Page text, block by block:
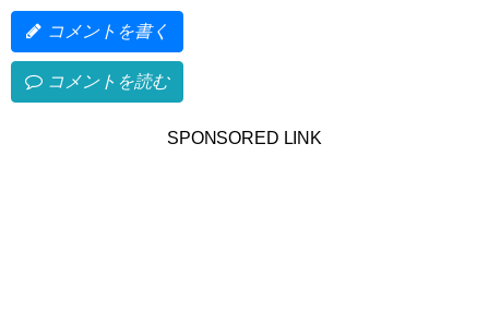
コメントを書く
コメントを読む
SPONSORED LINK